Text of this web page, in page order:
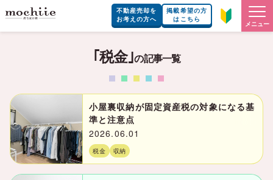
不動産売却を
お考えの方へ
掲載希望の方
はこちら
メニュー
｢税金｣の記事一覧
小屋裏収納が固定資産税の対象になる基
準と注意点
2026.06.01
税金 収納